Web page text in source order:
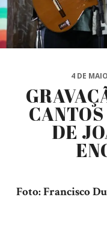
4 DE
DE
Foto: Francisco